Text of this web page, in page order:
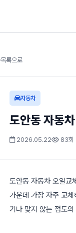
목록으로
자동차
도안동 자동
2026.05.22 83회
도안동 자동차 오일교
가운데 가장 자주 교
기나 맞지 않는 점도